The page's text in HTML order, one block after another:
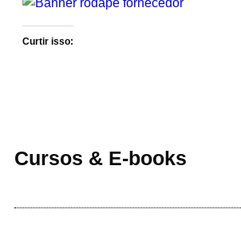
Curtir isso:
Cursos & E-books